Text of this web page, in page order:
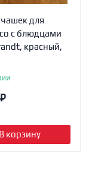
для
с блюдцами
красный,
₽
В корзину